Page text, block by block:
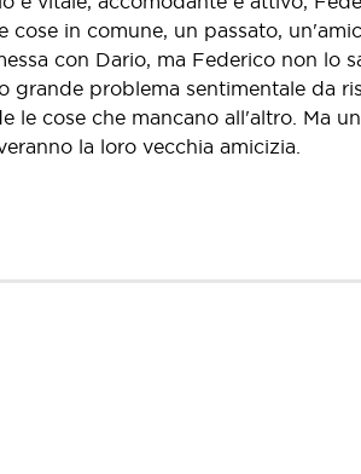
in comune, un passato,
con Dario, ma Federico non lo
problema sentimentale da
cose che mancano all'altro. Ma
la loro vecchia amicizia.